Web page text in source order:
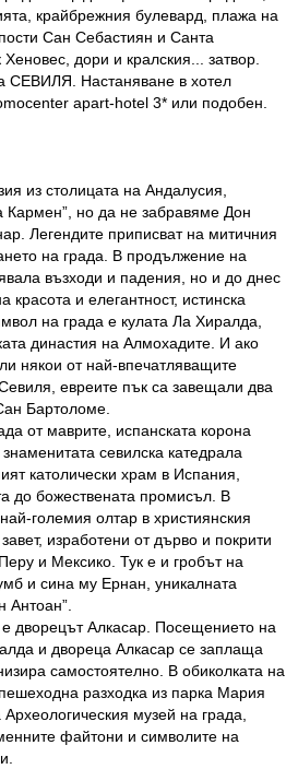
крайбрежния булевард, плажа на
Сан Себастиян и Санта
дори и кралския... затвор.
СЕВИЛЯ. Настаняване в хотел
apart-hotel 3* или подобен.
из столицата на Андалусия,
но да не забравяме Дон
Легендите приписват на митичния
на града. В продължение на
възходи и падения, но и до днес
красота и елегантност, истинска
на града е кулата Ла Хиралда,
династия на Алмохадите. И ако
някои от най-впечатляващите
евреите пък са завещали два
Бартоломе.
от маврите, испанската корона
севилска катедрала
католически храм в Испания,
до божествената промисъл. В
големия олтар в християнския
изработени от дърво и покрити
и Мексико. Тук е и гробът на
и сина му Ернан, уникалната
Антоан”.
дворецът Алкасар. Посещението на
и двореца Алкасар се заплаща
самостоятелно. В обиколката на
разходка из парка Мария
музей на града,
файтони и символите на